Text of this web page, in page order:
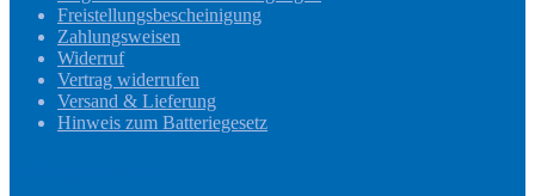
Freistellungsbescheinigung
Zahlungsweisen
Widerruf
Vertrag widerrufen
Versand & Lieferung
Hinweis zum Batteriegesetz